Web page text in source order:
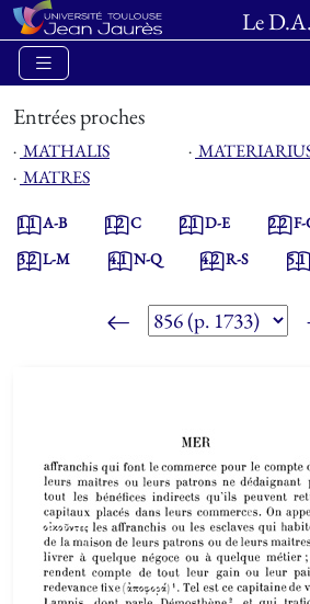
Le
Entrées proches
⋅ MATHALIS ⋅
⋅ MATRES
1.1A-B 1.2C 2.1D-E 2.2F-
3.2L-M 4.1N-Q 4.2R-S 5.1